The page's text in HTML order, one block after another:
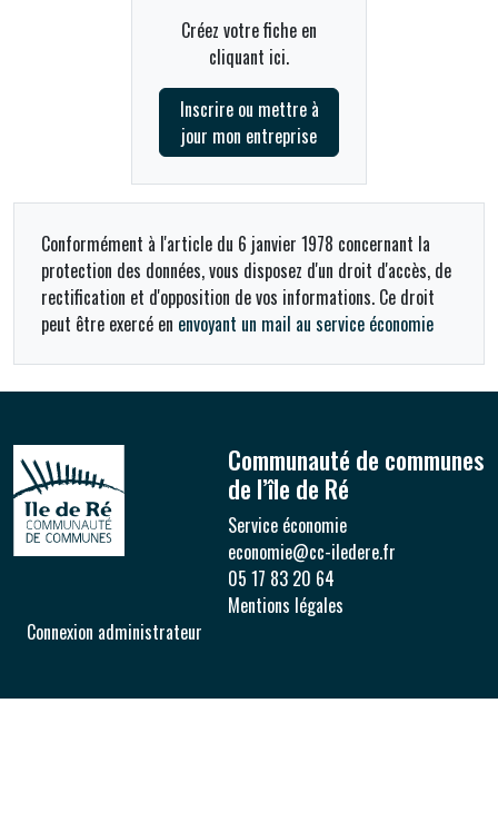
Créez votre fiche en
cliquant ici.
Inscrire ou mettre à
jour mon entreprise
Conformément à l'article du 6 janvier 1978 concernant la
protection des données, vous disposez d'un droit d'accès, de
rectification et d'opposition de vos informations. Ce droit
peut être exercé en envoyant un mail au service économie
Communauté de communes
de l’île de Ré
Service économie
economie@cc-iledere.fr
05 17 83 20 64
Mentions légales
Connexion administrateur